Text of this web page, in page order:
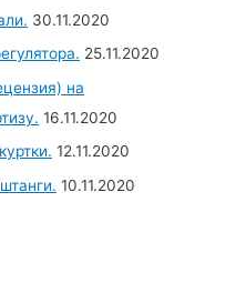
30.11.2020
25.11.2020
на
16.11.2020
12.11.2020
10.11.2020